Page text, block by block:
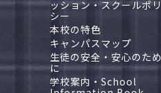
ッション・スクールポリ
シー
本校の特色
キャンパスマップ
生徒の安全・安心のため
に
学校案内・School